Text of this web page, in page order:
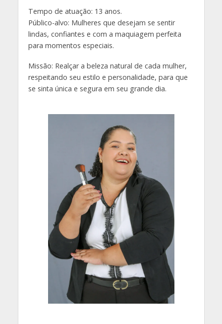
Tempo de atuação: 13 anos.
Público-alvo: Mulheres que desejam se sentir
lindas, confiantes e com a maquiagem perfeita
para momentos especiais.
Missão: Realçar a beleza natural de cada mulher,
respeitando seu estilo e personalidade, para que
se sinta única e segura em seu grande dia.